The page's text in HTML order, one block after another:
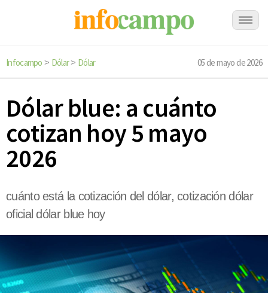
Infocampo > Dólar> Dólar 05 de mayo de 2026
Dólar blue: a cuánto
cotizan hoy 5 mayo
2026
cuánto está la cotización del dólar, cotización dólar
oficial dólar blue hoy